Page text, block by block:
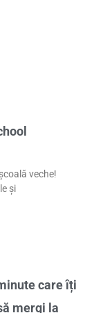
veche!
și
care îți
mergi la